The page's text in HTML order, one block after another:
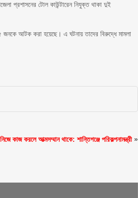
প্রশাসনের টোল কাউন্টারেন নিযুক্ত থাকা দুই
৫ জনকে আটক করা হয়েছে। এ ঘটনায় তাদের বিরুদ্ধে মামলা
নিজে কাজ করলে আত্মসম্মান থাকে: শান্তিগঞ্জে পরিকল্পনামন্ত্রী »